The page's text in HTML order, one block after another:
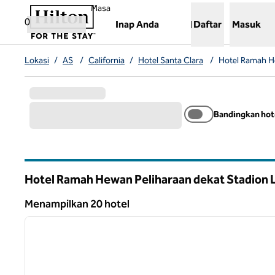
Lompati ke Konten
0
Masa
Inap Anda
,Membuka tab baru
Daftar Masuk
Lokasi / AS / California / Hotel Santa Clara / Hotel Ramah
Bandingkan
Hotel Ramah Hewan Peliharaan dekat Stadion
Menampilkan 20 hotel
Menampilkan 20 hotel
1 dari 12